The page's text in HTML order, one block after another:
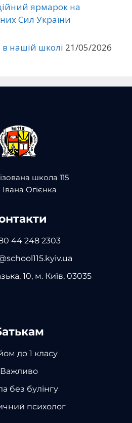
ярмарок на
Сил України
нашій школі 21/05/2026
школа 115
Івана Огієнка
44 248 2303
10, м. Київ, 03035
до 1 класу
Важливо
без булінгу
психолог